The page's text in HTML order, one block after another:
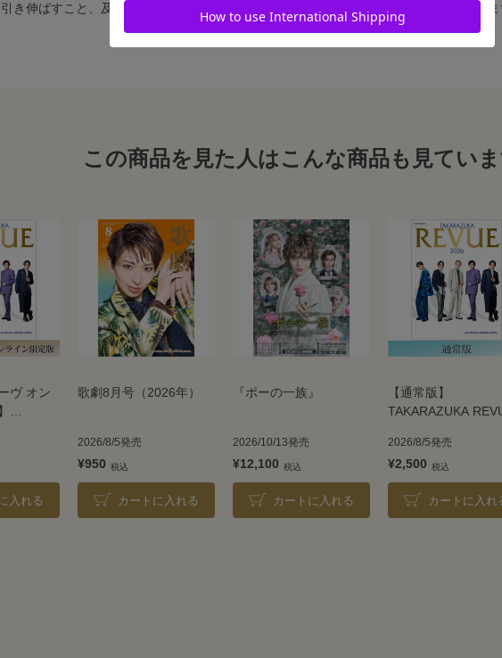
き伸ばすこと、及び舞台写真をスチール写真のサイズに縮小することは、いたしかね
この商品を見た人はこんな商品も見てい
ヴ オン
入れる
歌劇8月号（2026年）
2026/8/5発売
¥950
カートに入れる
『ポーの一族』
2026/10/13発売
¥12,100
カートに入れる
【通常版】
TAKARAZUKA
2026/8/5発売
¥2,500
カートに入れ